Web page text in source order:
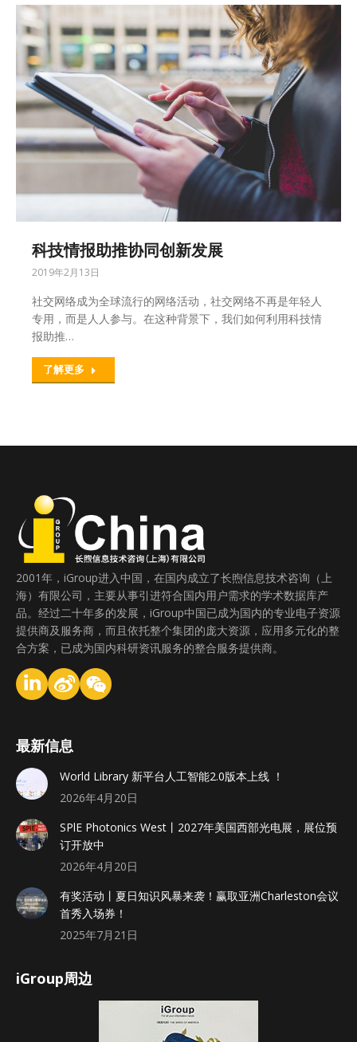
科技情报助推协同创新发展
2019年2月13日
社交网络成为全球流行的网络活动，社交网络不再是年轻人
专用，而是人人参与。在这种背景下，我们如何利用科技情
报助推…
了解更多
2001年，iGroup进入中国，在国内成立了长煦信息技术咨询（上
海）有限公司，主要从事引进符合国内用户需求的学术数据库产
品。经过二十年多的发展，iGroup中国已成为国内的专业电子资源
提供商及服务商，而且依托整个集团的庞大资源，应用多元化的整
合方案，已成为国内科研资讯服务的整合服务提供商。
最新信息
World Library 新平台人工智能2.0版本上线 ！
2026年4月20日
SPlE Photonics West丨2027年美国西部光电展，展位预
订开放中
2026年4月20日
有奖活动丨夏日知识风暴来袭！赢取亚洲Charleston会议
首秀入场券！
2025年7月21日
iGroup周边